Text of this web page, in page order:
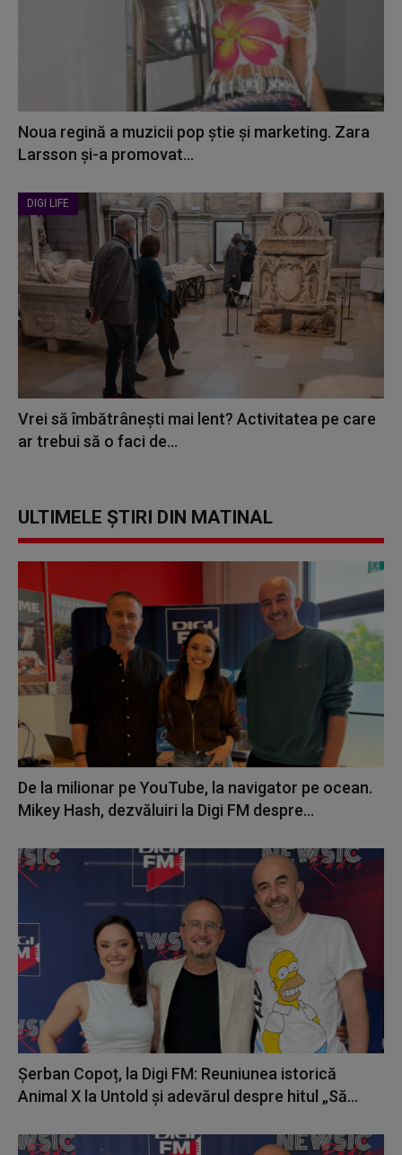
Noua regină a muzicii pop știe și marketing. Zara
Larsson și-a promovat...
DIGI LIFE
Vrei să îmbătrânești mai lent? Activitatea pe care
ar trebui să o faci de...
ULTIMELE ȘTIRI DIN MATINAL
De la milionar pe YouTube, la navigator pe ocean.
Mikey Hash, dezvăluiri la Digi FM despre...
Șerban Copoț, la Digi FM: Reuniunea istorică
Animal X la Untold și adevărul despre hitul „Să...